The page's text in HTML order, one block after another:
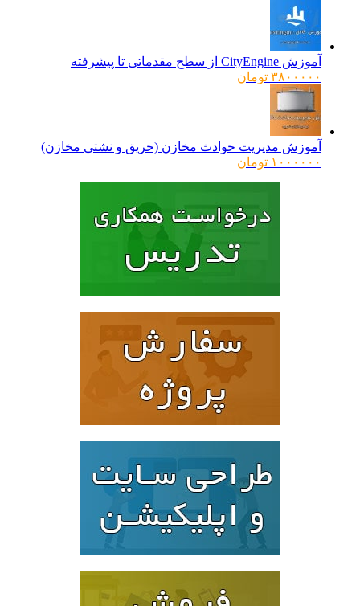
آموزش CityEngine از سطح مقدماتی تا پیشرفته
۳۸۰۰۰۰۰ تومان
آموزش مدیریت حوادث مخازن (حریق و نشتی مخازن)
۱۰۰۰۰۰۰ تومان